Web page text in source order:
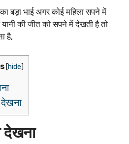
बड़ा भाई अगर कोई महिला सपने में
की जीत को सपने में देखती है तो
है,
[hide]